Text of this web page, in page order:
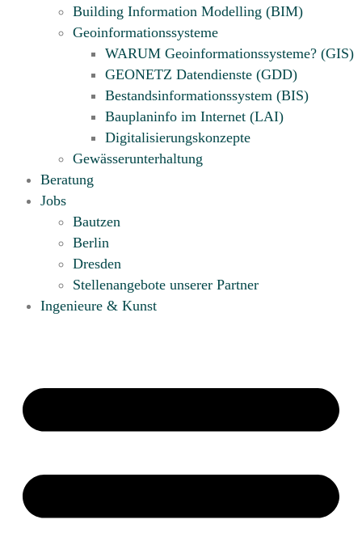
Building Information Modelling (BIM)
Geoinformationssysteme
WARUM Geoinformationssysteme? (GIS)
GEONETZ Datendienste (GDD)
Bestandsinformationssystem (BIS)
Bauplaninfo im Internet (LAI)
Digitalisierungskonzepte
Gewässerunterhaltung
Beratung
Jobs
Bautzen
Berlin
Dresden
Stellenangebote unserer Partner
Ingenieure & Kunst